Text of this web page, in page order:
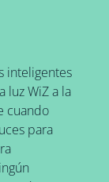
inteligentes
luz WiZ a la
cuando
para